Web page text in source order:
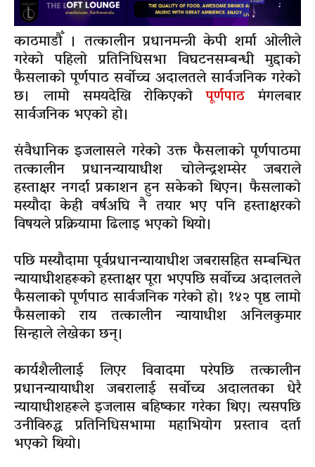
काठमाडौँ । तत्कालीन प्रधानमन्त्री केपी शर्मा ओलीले
गरेको पहिलो प्रतिनिधिसभा विघटनसम्बन्धी मुद्दाको
फैसलाको पूर्णपाठ सर्वोच्च अदालतले सार्वजनिक गरेको
छ। लामो समयदेखि रोकिएकोपूर्णपाठमंगलबार
सार्वजनिक भएको हो।
संवैधानिक इजलासले गरेको उक्त फैसलाको पूर्णपाठमा
तत्कालीन प्रधानन्यायाधीश चोलेन्द्रशम्सेर जबराले
हस्ताक्षर नगर्दा प्रकाशन हुन सकेको थिएन। फैसलाको
मस्यौदा केही वर्षअघि नै तयार भए पनि हस्ताक्षरको
विषयले प्रक्रियामा ढिलाइ भएको थियो।
पछि मस्यौदामा पूर्वप्रधानन्यायाधीश जबरासहित सम्बन्धित
न्यायाधीशहरूको हस्ताक्षर पूरा भएपछि सर्वोच्च अदालतले
फैसलाको पूर्णपाठ सार्वजनिक गरेको हो। १४२ पृष्ठ लामो
फैसलाको राय तत्कालीन न्यायाधीश अनिलकुमार
सिन्हाले लेखेका छन्।
कार्यशैलीलाई लिएर विवादमा परेपछि तत्कालीन
प्रधानन्यायाधीश जबरालाई सर्वोच्च अदालतका धेरै
न्यायाधीशहरूले इजलास बहिष्कार गरेका थिए। त्यसपछि
उनीविरुद्ध प्रतिनिधिसभामा महाभियोग प्रस्ताव दर्ता
भएको थियो।